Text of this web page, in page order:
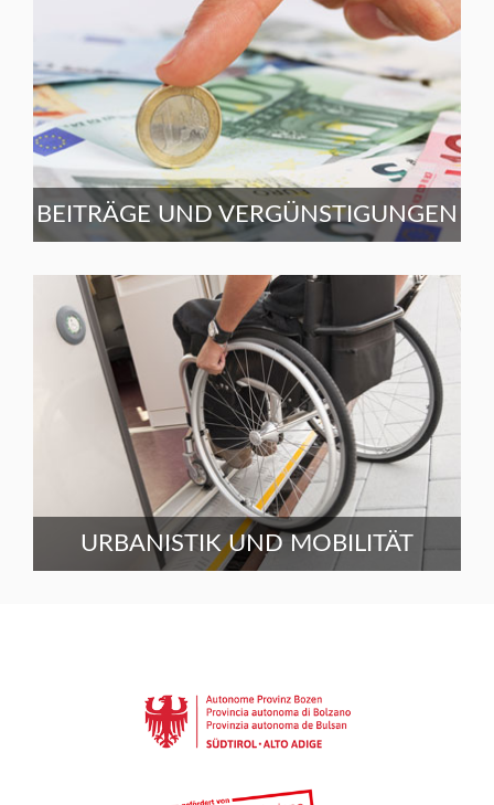
BEITRÄGE UND VERGÜNSTIGUNGEN
URBANISTIK UND MOBILITÄT